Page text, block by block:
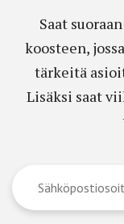
Saat
koosteen,
tärkeitä
Lisäksi saat